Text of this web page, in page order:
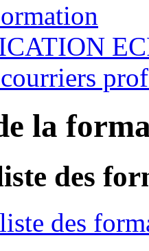
la
des
des